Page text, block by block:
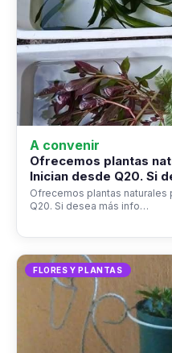
A convenir
Ofrecemos plantas
Inician desde Q20. Si
Ofrecemos plantas naturales
Q20. Si desea más info…
FLORES Y PLANTAS